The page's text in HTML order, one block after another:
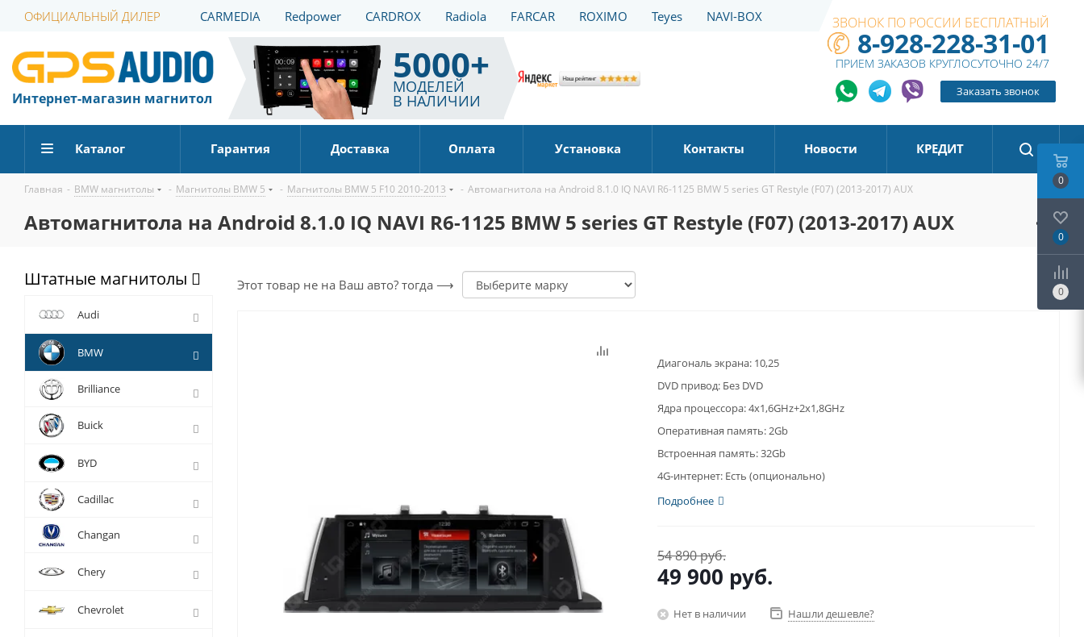
ОФИЦИАЛЬНЫЙ ДИЛЕР CARMEDIA Redpower CARDROX Radiola FARCAR ROXIMO Teyes NAVI-BOX
Интернет-магазин магнитол
5000+
МОДЕЛЕЙ
В НАЛИЧИИ
ЗВОНОК ПО РОССИИ БЕСПЛАТНЫЙ
8-928-228-31-01
ПРИЕМ ЗАКАЗОВ КРУГЛОСУТОЧНО 24/7
Заказать звонок
Каталог Гарантия Доставка Оплата Установка Контакты Новости КРЕДИТ
Главная - BMW магнитолы - Магнитолы BMW 5 - Магнитолы BMW 5 F10 2010-2013 - Автомагнитола на Android 8.1.0 IQ NAVI R6-1125 BMW 5 series GT Restyle (F07) (2013-2017) AUX
Автомагнитола на Android 8.1.0 IQ NAVI R6-1125 BMW 5 series GT Restyle (F07) (2013-2017) AUX
Этот товар не на Ваш авто? тогда ⟶
Диагональ экрана: 10,25
DVD привод: Без DVD
Ядра процессора:4x1,6GHz+2x1,8GHz
Оперативная память:2Gb
Встроенная память:32Gb
4G-интернет: Есть (опционально)
Подробнее
54 890 руб.
49 900 руб.
Нет в наличии Нашли дешевле?
Штатные магнитолы
Audi
BMW
Brilliance
Buick
BYD
Cadillac
Changan
Chery
Chevrolet
0
0
0